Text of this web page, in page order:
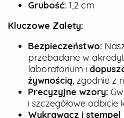
Grubość: 1,2 cm
Kluczowe Zalety:
Bezpieczeństwo:
przebadane w
laboratorium i
żywnością, zgodnie z
Precyzyjne wzory:
i szczegółowe odbicie
Wykrawacz i stempel